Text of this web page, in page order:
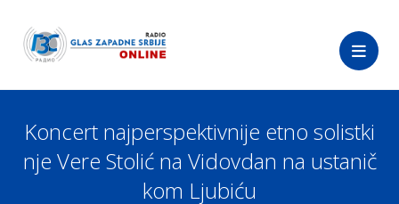
Koncert najperspektivnije etno solistki
nje Vere Stolić na Vidovdan na ustanič
kom Ljubiću